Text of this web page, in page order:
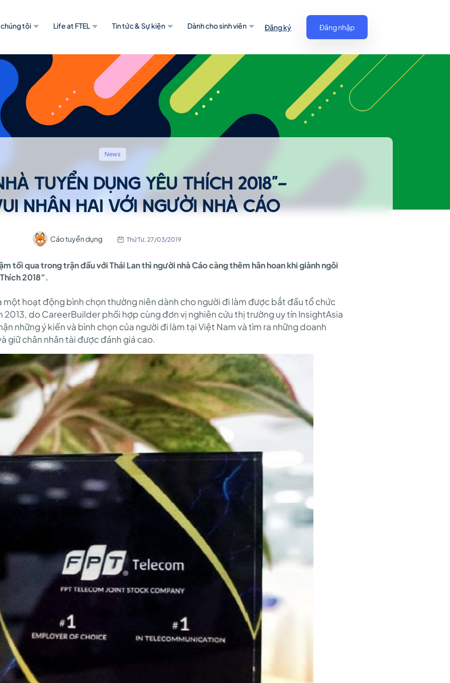
tôi Life at FTEL Tin tức & Sự kiện Dành cho sinh viên Đăng ký Đăng nhập
News
TUYỂN DỤNG YÊU THÍCH 2018”-
NHÂN HAI VỚI NGƯỜI NHÀ CÁO
Cáo tuyển dụng Thứ Tư, 27/03/2019
tối qua trong trận đấu với Thái Lan thì người nhà Cáo càng thêm hân hoan khi giành ngôi
2018”.
một hoạt động bình chọn thường niên dành cho người đi làm được bắt đầu tổ chức
2013, do CareerBuilder phối hợp cùng đơn vị nghiên cứu thị trường uy tín InsightAsia
những ý kiến và bình chọn của người đi làm tại Việt Nam và tìm ra những doanh
giữ chân nhân tài được đánh giá cao.